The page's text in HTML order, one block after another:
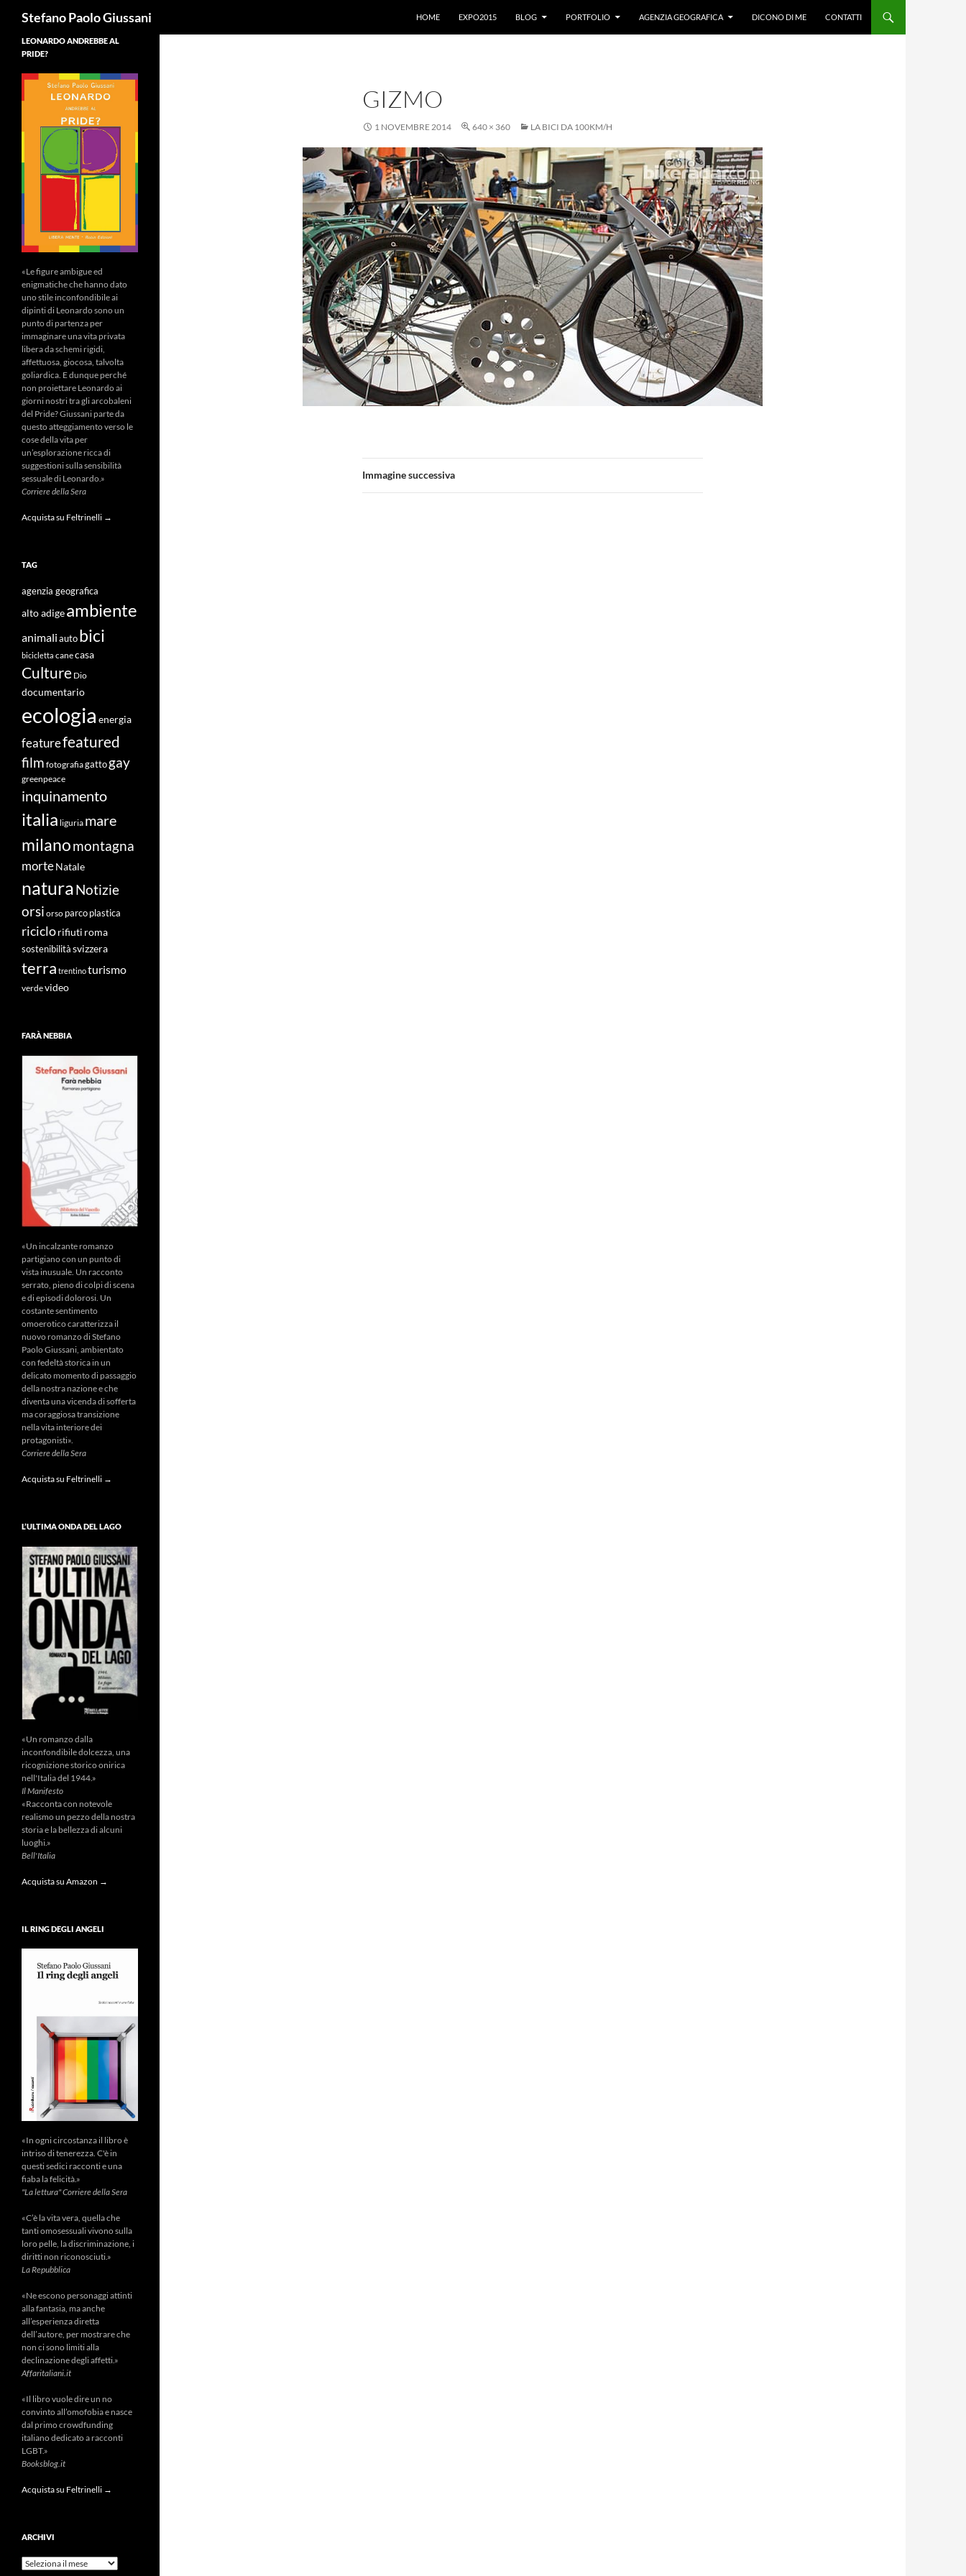
Stefano Paolo Giussani
HOME
EXPO2015 BLOG PORTFOLIO AGENZIA GEOGRAFICA DICONO DI ME CONTATTI
GIZMO
1 NOVEMBRE 2014 640 × 360 LA BICI DA 100KM/H
Immagine successiva
LEONARDO ANDREBBE AL
PRIDE?
«Le figure ambigue ed
enigmatiche che hanno dato
uno stile inconfondibile ai
dipinti di Leonardo sono un
punto di partenza per
immaginare una vita privata
libera da schemi rigidi,
affettuosa, giocosa, talvolta
goliardica. E dunque perché
non proiettare Leonardo ai
giorni nostri tra gli arcobaleni
del Pride? Giussani parte da
questo atteggiamento verso le
cose della vita per
un’esplorazione ricca di
suggestioni sulla sensibilità
sessuale di Leonardo.»
Corriere della Sera
Acquista su Feltrinelli →
TAG
agenzia geografica
alto adigeambiente
animali auto bici
bicicletta canecasa
Culture Dio
documentario
ecologia energia
featurefeatured
film fotografiagatto gay
greenpeace
inquinamento
italia liguria mare
milanomontagna
morteNatale
naturaNotizie
orsi orso parco plastica
riciclorifiuti roma
sostenibilità svizzera
terra trentinoturismo
verdevideo
FARÀ NEBBIA
«Un incalzante romanzo
partigiano con un punto di
vista inusuale. Un racconto
serrato, pieno di colpi di scena
e di episodi dolorosi. Un
costante sentimento
omoerotico caratterizza il
nuovo romanzo di Stefano
Paolo Giussani, ambientato
con fedeltà storica in un
delicato momento di passaggio
della nostra nazione e che
diventa una vicenda di sofferta
ma coraggiosa transizione
nella vita interiore dei
protagonisti».
Corriere della Sera
Acquista su Feltrinelli →
L’ULTIMA ONDA DEL LAGO
«Un romanzo dalla
inconfondibile dolcezza, una
ricognizione storico onirica
nell'Italia del 1944.»
Il Manifesto
«Racconta con notevole
realismo un pezzo della nostra
storia e la bellezza di alcuni
luoghi.»
Bell'Italia
Acquista su Amazon →
IL RING DEGLI ANGELI
«In ogni circostanza il libro è
intriso di tenerezza. C'è in
questi sedici racconti e una
fiaba la felicità.»
"La lettura" Corriere della Sera
«C’è la vita vera, quella che
tanti omosessuali vivono sulla
loro pelle, la discriminazione, i
diritti non riconosciuti.»
La Repubblica
«Ne escono personaggi attinti
alla fantasia, ma anche
all’esperienza diretta
dell’autore, per mostrare che
non ci sono limiti alla
declinazione degli affetti.»
Affaritaliani.it
«Il libro vuole dire un no
convinto all’omofobia e nasce
dal primo crowdfunding
italiano dedicato a racconti
LGBT.»
Booksblog.it
Acquista su Feltrinelli →
ARCHIVI
Archivi